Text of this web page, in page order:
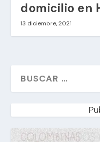
domicilio en
13 diciembre, 2021